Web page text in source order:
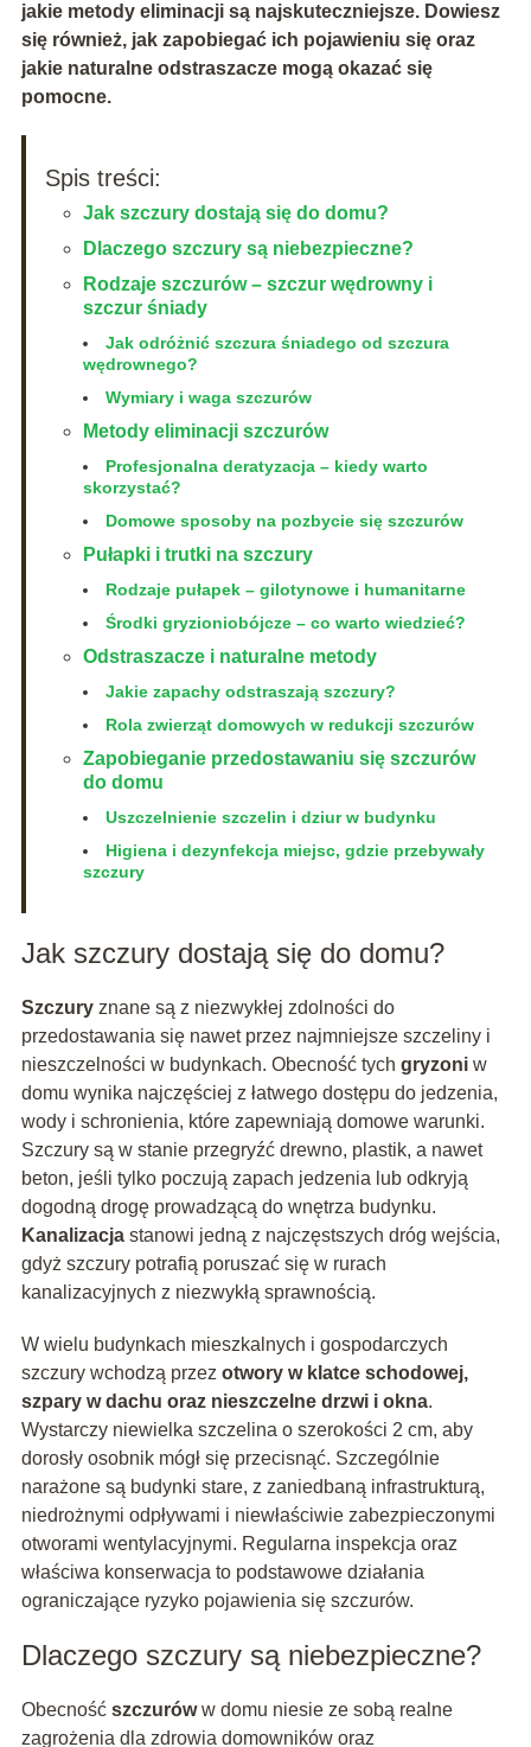
jakie metody eliminacji są najskuteczniejsze. Dowiesz
się również, jak zapobiegać ich pojawieniu się oraz
jakie naturalne odstraszacze mogą okazać się
pomocne.
Spis treści:
Jak szczury dostają się do domu?
Dlaczego szczury są niebezpieczne?
Rodzaje szczurów – szczur wędrowny i
szczur śniady
Jak odróżnić szczura śniadego od szczura
wędrownego?
Wymiary i waga szczurów
Metody eliminacji szczurów
Profesjonalna deratyzacja – kiedy warto
skorzystać?
Domowe sposoby na pozbycie się szczurów
Pułapki i trutki na szczury
Rodzaje pułapek – gilotynowe i humanitarne
Środki gryzioniobójcze – co warto wiedzieć?
Odstraszacze i naturalne metody
Jakie zapachy odstraszają szczury?
Rola zwierząt domowych w redukcji szczurów
Zapobieganie przedostawaniu się szczurów
do domu
Uszczelnienie szczelin i dziur w budynku
Higiena i dezynfekcja miejsc, gdzie przebywały
szczury
Jak szczury dostają się do domu?
Szczuryznane są z niezwykłej zdolności do
przedostawania się nawet przez najmniejsze szczeliny i
nieszczelności w budynkach. Obecność tych gryzoniw
domu wynika najczęściej z łatwego dostępu do jedzenia,
wody i schronienia, które zapewniają domowe warunki.
Szczury są w stanie przegryźć drewno, plastik, a nawet
beton, jeśli tylko poczują zapach jedzenia lub odkryją
dogodną drogę prowadzącą do wnętrza budynku.
Kanalizacjastanowi jedną z najczęstszych dróg wejścia,
gdyż szczury potrafią poruszać się w rurach
kanalizacyjnych z niezwykłą sprawnością.
W wielu budynkach mieszkalnych i gospodarczych
szczury wchodzą przez otwory w klatce schodowej,
szpary w dachu oraz nieszczelne drzwi i okna.
Wystarczy niewielka szczelina o szerokości 2 cm, aby
dorosły osobnik mógł się przecisnąć. Szczególnie
narażone są budynki stare, z zaniedbaną infrastrukturą,
niedrożnymi odpływami i niewłaściwie zabezpieczonymi
otworami wentylacyjnymi. Regularna inspekcja oraz
właściwa konserwacja to podstawowe działania
ograniczające ryzyko pojawienia się szczurów.
Dlaczego szczury są niebezpieczne?
Obecność szczuróww domu niesie ze sobą realne
zagrożenia dla zdrowia domowników oraz